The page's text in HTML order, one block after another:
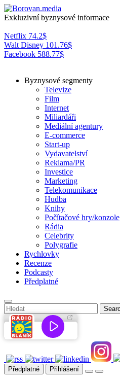
Exkluzivní byznysové informace
Netflix 74.2$
Walt Disney 101.76$
Facebook 588.77$
Byznysové segmenty
Televize
Film
Internet
Miliardáři
Mediální agentury
E-commerce
Start-up
Vydavatelství
Reklama/PR
Investice
Marketing
Telekomunikace
Hudba
Knihy
Počítačové hry/konzole
Rádia
Celebrity
Polygrafie
Rychlovky
Recenze
Podcasty
Předplatné
Předplatné Přihlášení